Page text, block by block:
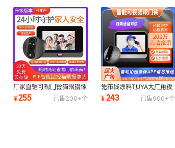
厂家直销可视门铃猫眼摄像
头智能监控远程视频对讲
4.3寸自动抓拍
¥255 已售200+个
免布线涂鸦TUYA大广角夜
视智能猫眼手机远程门铃监
控WIFI摄像头
¥243 已售900+个